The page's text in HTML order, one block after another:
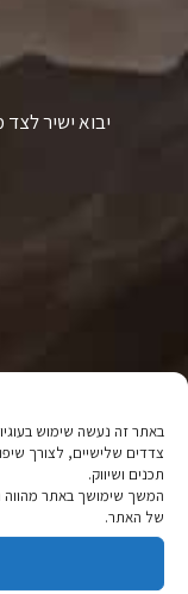
צדדים שלישיים, לצורך
תכנים ושיווק.
המשך שימושך באתר מהווה
של האתר.
יבוא ישיר